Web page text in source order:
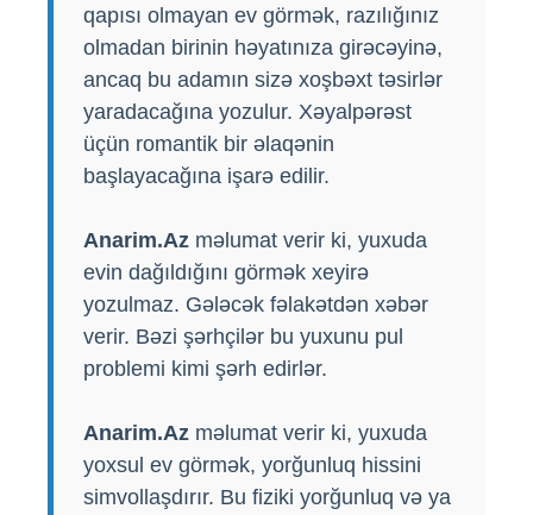
qapısı olmayan ev görmək, razılığınız
olmadan birinin həyatınıza girəcəyinə,
ancaq bu adamın sizə xoşbəxt təsirlər
yaradacağına yozulur. Xəyalpərəst
üçün romantik bir əlaqənin
başlayacağına işarə edilir.
Anarim.Az məlumat verir ki, yuxuda
evin dağıldığını görmək xeyirə
yozulmaz. Gələcək fəlakətdən xəbər
verir. Bəzi şərhçilər bu yuxunu pul
problemi kimi şərh edirlər.
Anarim.Az məlumat verir ki, yuxuda
yoxsul ev görmək, yorğunluq hissini
simvollaşdırır. Bu fiziki yorğunluq və ya